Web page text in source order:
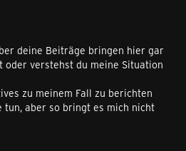
deine Beiträge bringen hier gar
oder verstehst du meine Situation
zu meinem Fall zu berichten
tun, aber so bringt es mich nicht